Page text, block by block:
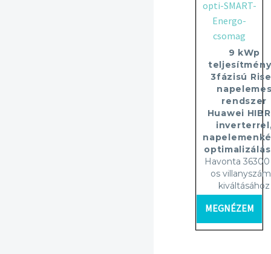
9 kWp
3fázisú
rendszer
Huawei
Havonta
os
kiváltásához
MEGNÉZEM